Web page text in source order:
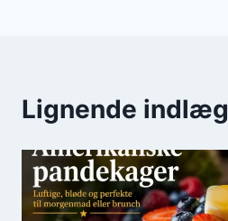
Lignende indlæg